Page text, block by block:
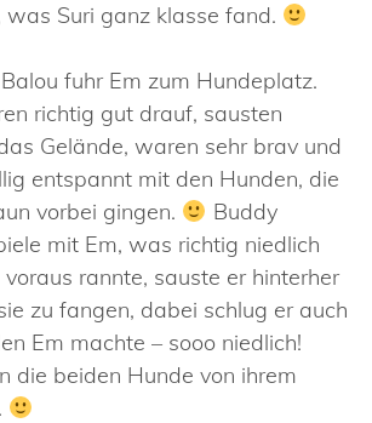
was Suri ganz klasse fand.
fuhr Em zum Hundeplatz.
richtig gut drauf, sausten
Gelände, waren sehr brav und
entspannt mit den Hunden, die
vorbei gingen.
Buddy
mit Em, was richtig niedlich
rannte, sauste er hinterher
zu fangen, dabei schlug er auch
Em machte – sooo niedlich!
die beiden Hunde von ihrem